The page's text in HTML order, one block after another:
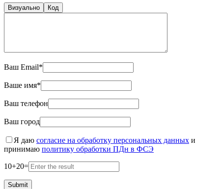
Визуально Код
Ваш Email*
Ваше имя*
Ваш телефон
Ваш город
Я даю согласие на обработку персональных данных и
принимаю политику обработки ПДн в ФСЭ
10+20=